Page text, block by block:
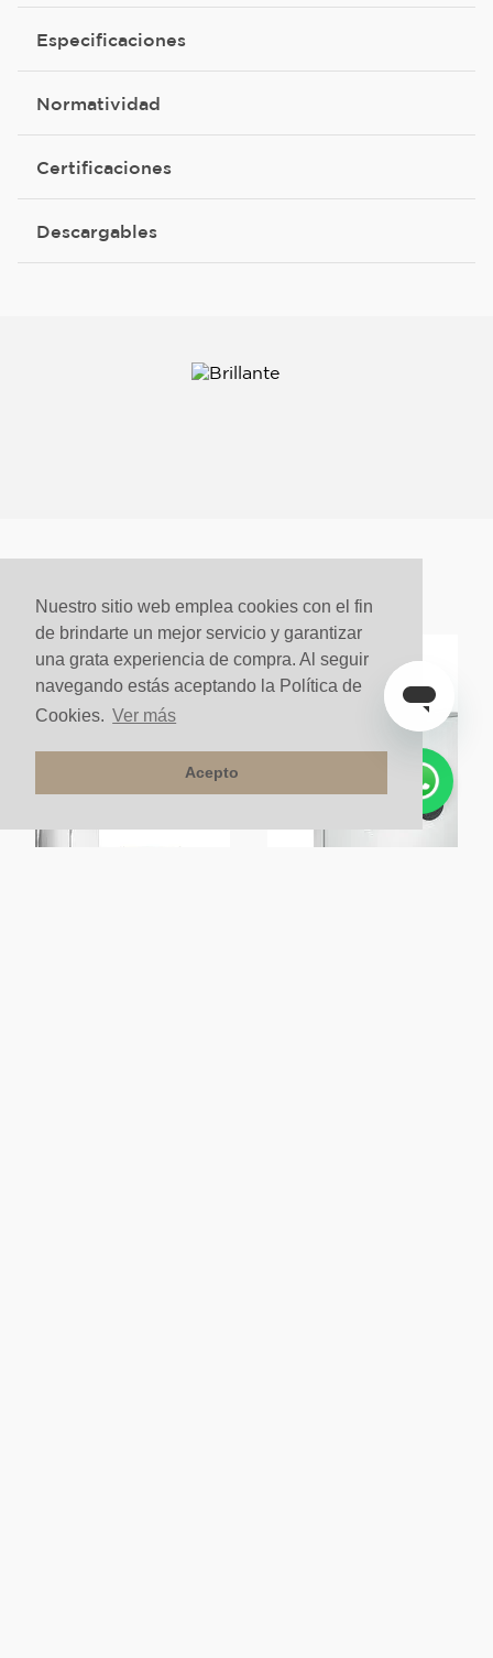
Nuestro sitio web emplea cookies con el fin
de brindarte un mejor servicio y garantizar
una grata experiencia de compra. Al seguir
navegando estás aceptando la Política de
Cookies. Ver más
Acepto
Especificaciones
Normatividad
Certificaciones
Descargables
Comparar